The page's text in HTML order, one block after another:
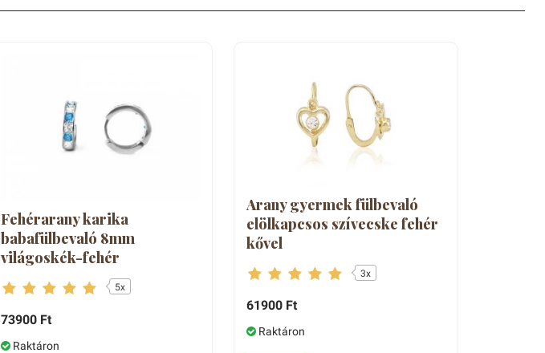
Fehérarany karika
babafülbevaló 8mm
világoskék-fehér
5x
73900 Ft
Raktáron
Arany gyermek fülbevaló
elölkapcsos szívecske fehér
kővel
3x
61900 Ft
Raktáron